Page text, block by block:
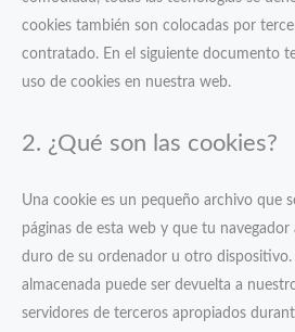
cookies también son colocadas por
contratado. En el siguiente documento
uso de cookies en nuestra web.
2. ¿Qué son las cookies?
Una cookie es un pequeño archivo que
páginas de esta web y que tu navegador
duro de su ordenador u otro
almacenada puede ser devuelta a
servidores de terceros apropiados